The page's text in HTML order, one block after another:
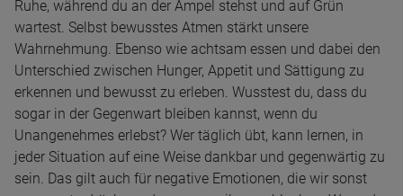
Ruhe, während du an der Ampel stehst und auf Grün
wartest. Selbst bewusstes Atmen stärkt unsere
Wahrnehmung. Ebenso wie achtsam essen und dabei den
Unterschied zwischen Hunger, Appetit und Sättigung zu
erkennen und bewusst zu erleben. Wusstest du, dass du
sogar in der Gegenwart bleiben kannst, wenn du
Unangenehmes erlebst? Wer täglich übt, kann lernen, in
jeder Situation auf eine Weise dankbar und gegenwärtig zu
sein. Das gilt auch für negative Emotionen, die wir sonst